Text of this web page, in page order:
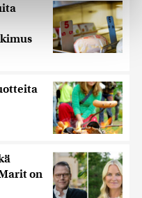
sisällön ja mainosten
ominaisuuksien
analysoimiseen. Lisäksi
ja analytiikka-
miten käytät
yhdistää näitä
heille tai joita on
palvelujaan. Tietoja
on